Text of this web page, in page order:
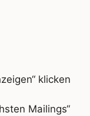
klicken
Mailings“